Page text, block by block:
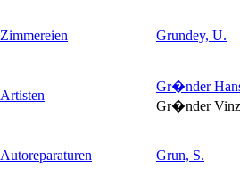
Zimmereien Grundey, U.
Artisten
Gr�nder
Gr�nder
Autoreparaturen Grun, S.